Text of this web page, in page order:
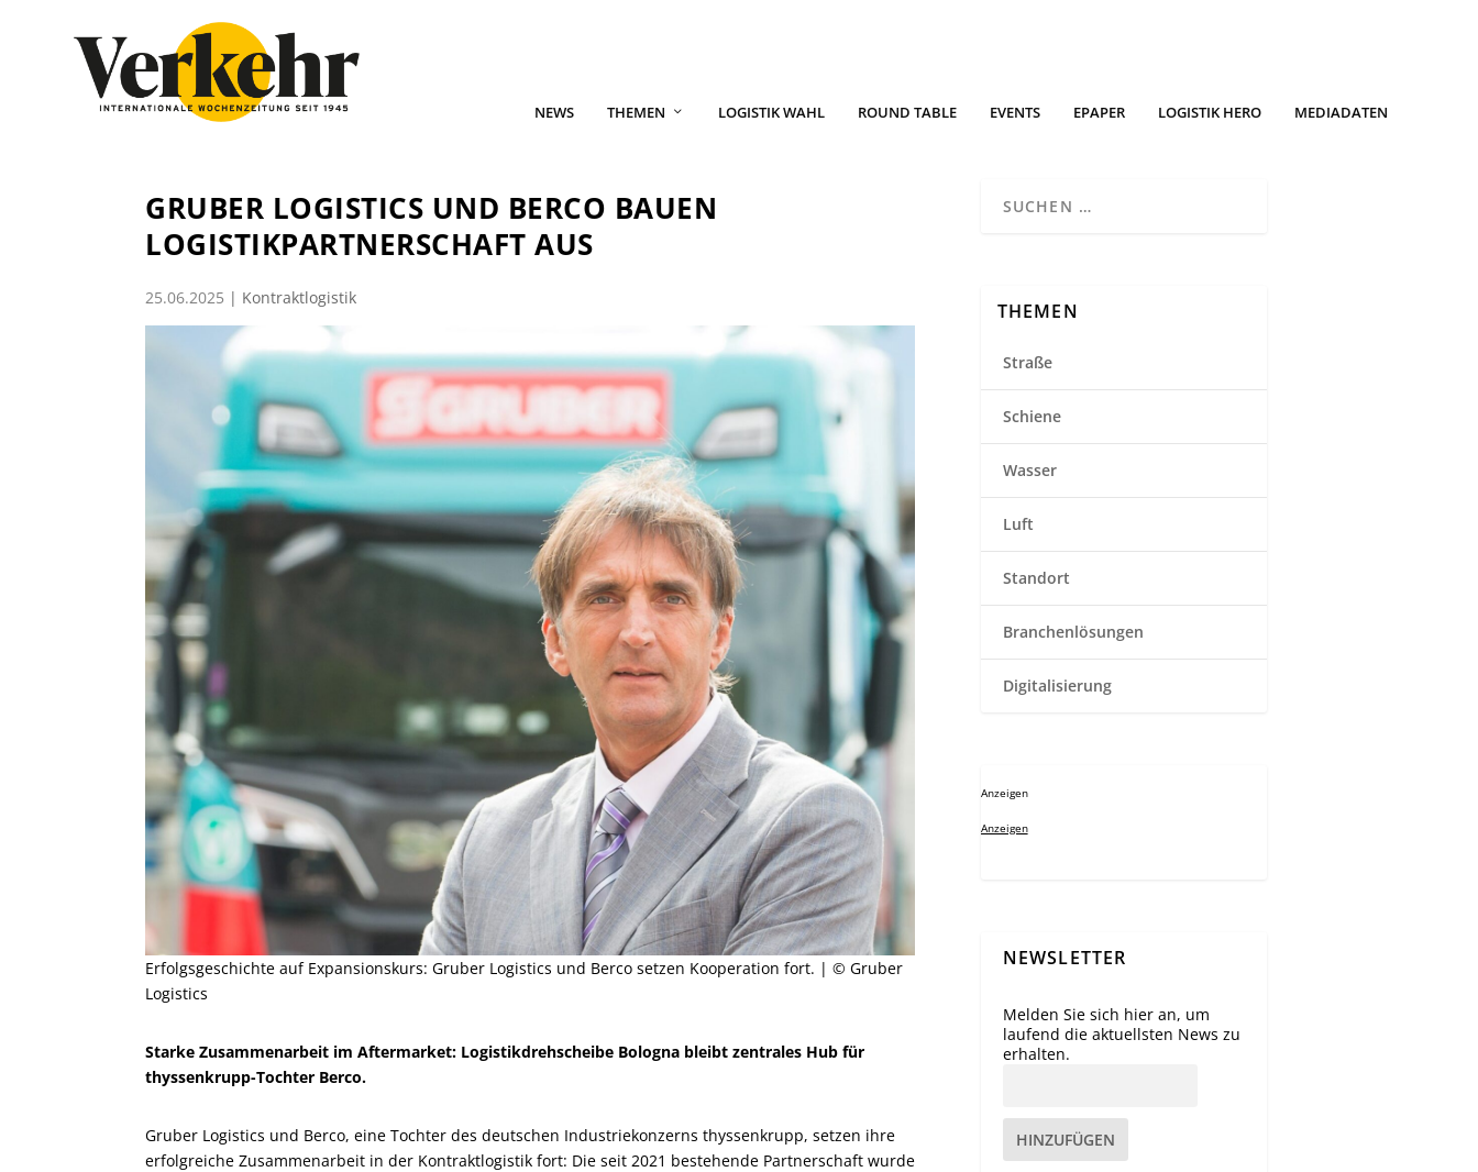
NEWS THEMEN LOGISTIK WAHL ROUND TABLE EVENTS EPAPER LOGISTIK HERO MEDIADATEN
GRUBER LOGISTICS UND BERCO BAUEN
LOGISTIKPARTNERSCHAFT AUS
25.06.2025 | Kontraktlogistik
Erfolgsgeschichte auf Expansionskurs: Gruber Logistics und Berco setzen Kooperation fort. | © Gruber
Logistics
Starke Zusammenarbeit im Aftermarket: Logistikdrehscheibe Bologna bleibt zentrales Hub für
thyssenkrupp-Tochter Berco.
Gruber Logistics und Berco, eine Tochter des deutschen Industriekonzerns thyssenkrupp, setzen ihre
erfolgreiche Zusammenarbeit in der Kontraktlogistik fort: Die seit 2021 bestehende Partnerschaft wurde
THEMEN
Straße
Schiene
Wasser
Luft
Standort
Branchenlösungen
Digitalisierung
Anzeigen
Anzeigen
NEWSLETTER
Melden Sie sich hier an, um
laufend die aktuellsten News zu
erhalten.
HINZUFÜGEN